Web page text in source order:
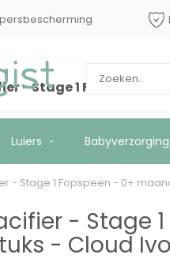
Vandaag
Luiers Babyverzorging
- Stage 1 Fopspeen - 0+
- Stage 1 Fopspeen
- Stage
- Cloud